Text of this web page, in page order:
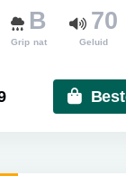
B
Grip nat
70
Geluid